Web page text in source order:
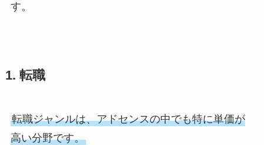
す。
1. 転職
転職ジャンルは、アドセンスの中でも特に単価が
高い分野です。